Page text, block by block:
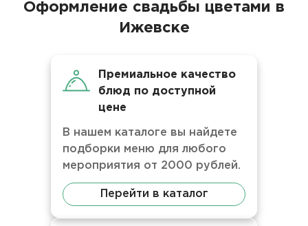
Оформление свадьбы цветами в
Ижевске
Премиальное качество
блюд по доступной
цене
В нашем каталоге вы найдете
подборки меню для любого
мероприятия от 2000 рублей.
Перейти в каталог